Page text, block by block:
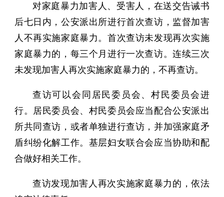
对家庭暴力加害人、受害人，在送交告诫书
后七日内，公安派出所进行首次查访，监督加害
人不再实施家庭暴力。首次查访未发现再次实施
家庭暴力的，每三个月进行一次查访。连续三次
未发现加害人再次实施家庭暴力的，不再查访。
查访可以会同居民委员会、村民委员会进
行。居民委员会、村民委员会应当配合公安派出
所共同查访，或者单独进行查访，并加强家庭矛
盾纠纷化解工作。基层妇女联合会应当协助和配
合做好相关工作。
查访发现加害人再次实施家庭暴力的，依法